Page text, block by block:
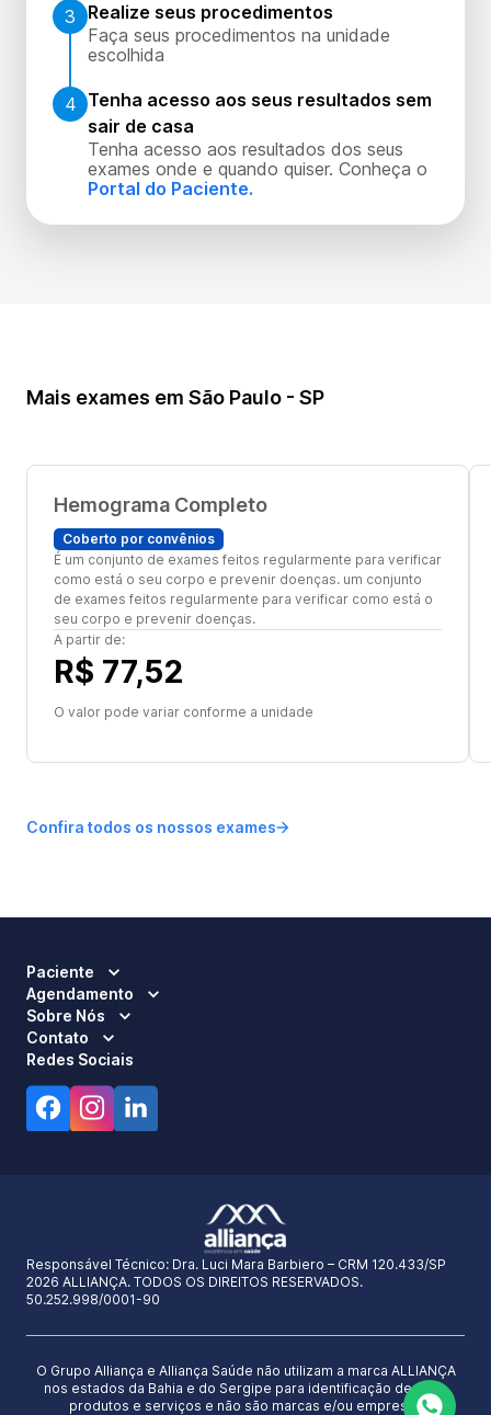
3
Realize seus procedimentos
Faça seus procedimentos na unidade
escolhida
4 Tenha acesso aos seus resultados sem
sair de casa
Tenha acesso aos resultados dos seus
exames onde e quando quiser. Conheça o
Portal do Paciente.
Mais exames em São Paulo - SP
Hemograma Completo
Coberto por convênios
É um conjunto de exames feitos regularmente para verificar
como está o seu corpo e prevenir doenças. um conjunto
de exames feitos regularmente para verificar como está o
seu corpo e prevenir doenças.
A partir de:
R$ 77,52
O valor pode variar conforme a unidade
Confira todos os nossos exames
Paciente
Agendamento
Sobre Nós
Contato
Redes Sociais
Responsável Técnico: Dra. Luci Mara Barbiero – CRM 120.433/SP
2026 ALLIANÇA. TODOS OS DIREITOS RESERVADOS.
50.252.998/0001-90
O Grupo Alliança e Alliança Saúde não utilizam a marca ALLIANÇA
nos estados da Bahia e do Sergipe para identificação de seus
produtos e serviços e não são marcas e/ou empresas